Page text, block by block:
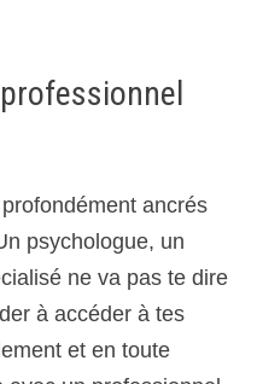
ancrés
psychologue, un
ne va pas te dire
à accéder à tes
et en toute